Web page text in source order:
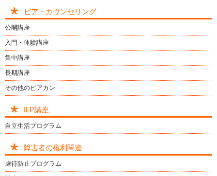
ピア・カウンセリング
公開講座
入門・体験講座
集中講座
長期講座
その他のピアカン
ILP講座
自立生活プログラム
障害者の権利関連
虐待防止プログラム